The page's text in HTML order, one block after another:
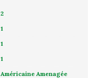
2
1
1
1
Américaine Amenagée